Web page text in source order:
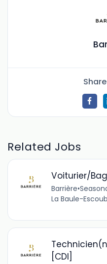
Related Jobs
Voiturier/
Barrière•
La Baule-
[CDI]